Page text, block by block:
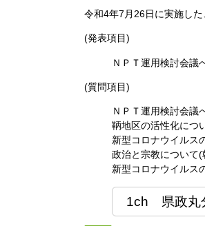
令和4年7月26日に実施し
(発表項目)
ＮＰＴ運用検討会議
(質問項目)
ＮＰＴ運用検討会議
鞆地区の活性化につ
新型コロナウイルス
政治と宗教について(
新型コロナウイルス
1ch 県政丸